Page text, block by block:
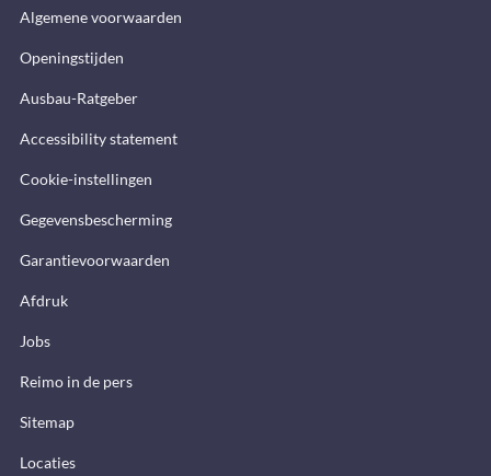
Algemene voorwaarden
Openingstijden
Ausbau-Ratgeber
Accessibility statement
Cookie-instellingen
Gegevensbescherming
Garantievoorwaarden
Afdruk
Jobs
Reimo in de pers
Sitemap
Locaties